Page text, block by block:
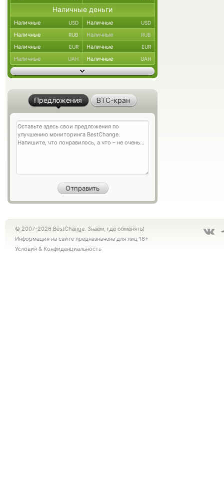
Наличные деньги
Наличные USD Наличные USD
Наличные RUB Наличные RUB
Наличные EUR Наличные EUR
Наличные UAH Наличные UAH
Предложения BTC-кран
© 2007-2026 BestChange. Знаем, где обменять!
Информация на сайте предназначена для лиц 18+
Условия & Конфиденциальность